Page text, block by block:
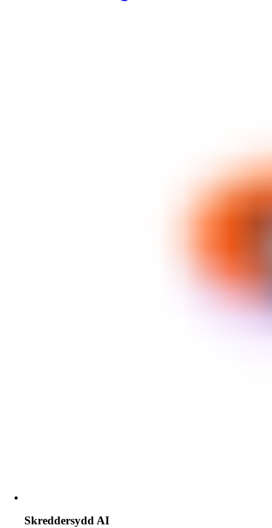
Skreddersydd AI​​​​‌ ‍ ​‍​‍‌‍ ‌ ​‍‌‍‍‌‌‍‌ ‌‍‍‌‌‍ ‍​‍​‍​ ‍‍​‍​‍‌ ​ ‌‍​‌‌‍ ‍‌‍‍‌‌ ‌​‌ ‍‌​‍ ‍‌‍‍‌‌‍ ​‍​‍​‍ ​​‍​‍‌‍‍​‌ ​‍‌‍‌‌‌‍‌‍​‍​‍​ ‍‍​‍​‍‌‍‍​‌ ‌​‌ ‌​‌ ​​‌ ​ ​ ‍‍​‍ ​‍ ‌ ​ ‌ ‌​‌ ‌‌‌‍‌​‌‍‍‌‌‍ ​‍ ‍‌‍‌‍‌ ​‍‌‍‌‌‌‍ ‍‌‍‌​​‍ ‍‌‍ ‍‌‍ ​‍ ‌‍‍‌‌‍ ‍‌ ‌​‌‍‌‌‌‍ ‍‌ ‌​​‍ ‌‍‌‌‌‍‌​‌‍‍‌‌ ‌​​‍ ‌‍ ‌‌‍ ‌‍‌​‌‍‌‌​ ‌‌ ​​‌ ​‍‌‍‌‌‌ ​ ‌‍‌‌‌‍ ‍‌ ‌​‌‍​‌‌ ‌​‌‍‍‌‌‍ ‌‍ ‍​ ‍ ‌‍‍‌‌‍‌​​ ‌​ ‌ ​ ​‌​ ‍​​ ‌‍‌‍​‍​ ​ ​ ​​​ ‍​​‍ ‌​ ​​‌‍​ ​ ‌‌​ ‍​​‍ ‌​ ‌​​ ‌‍​ ‌​​ ‌‌​‍ ‌‌‍​‌​ ​‍​ ‌‌​ ​​​‍ ‌​ ‌ ​ ​‌​ ‌ ‌‍​ ​ ‌‌​ ‌‌‌‍‌‍​ ‍​​ ‌​​ ​ ​ ‍​​ ‌ ​ ‍ ‌ ‌​‌ ‍‌‌ ​​‌‍‌‌​ ‌‌ ​ ‌ ‌‌‌‍​‍‌‌​ ‌‍‌‌‌ ​‍‌ ‌‍‌‍‍‌‌‍​ ‌‍‌‌​ ‍ ‌ ​​‌‍​‌‌ ‌​‌‍‍​​ ‌‌ ‌​‌‍‍‌‌ ‌​‌‍ ​‌‍‌‌​‍‌‌​ ‌‌‌​​‍‌‌ ‌‍‍ ‌‍‌‌‌ ‍‌​‍‌‌​ ​ ‌​‌​​‍‌‌​ ​ ‌​‌​​‍‌‌​ ​‍​ ​‍‌‍ ‍‌‍ ​‍‌‌​ ​‍​ ​‍​‍‌‌​ ‌‌‌​‌​​‍ ‍‌ ‌‍‌‍​‌‌‍ ​‌ ‌‌‌‍‌‌​ ‌‍​‍‌‍​‌‌ ​ ‌‍‌‌‌‌‌‌‌ ​‍‌‍ ​​ ‌‌‍‍​‌ ‌​‌ ‌​‌ ​​‌ ​ ​‍‌‌​ ​ ‌​​‌​‍‌‌​ ​‍‌​‌‍​‍‌‌​ ​‍‌​‌‍‌ ​ ‌ ‌​‌ ‌‌‌‍‌​‌‍‍‌‌‍ ​‍ ‍‌‍‌‍‌ ​‍‌‍‌‌‌‍ ‍‌‍‌​​‍ ‍‌‍ ‍‌‍ ​‍‌‍‌‍‍‌‌‍‌​​ ‌​ ‌ ​ ​‌​ ‍​​ ‌‍‌‍​‍​ ​ ​ ​​​ ‍​​‍ ‌​ ​​‌‍​ ​ ‌‌​ ‍​​‍ ‌​ ‌​​ ‌‍​ ‌​​ ‌‌​‍ ‌‌‍​‌​ ​‍​ ‌‌​ ​​​‍ ‌​ ‌ ​ ​‌​ ‌ ‌‍​ ​ ‌‌​ ‌‌‌‍‌‍​ ‍​​ ‌​​ ​ ​ ‍​​ ‌ ​‍‌‍‌ ‌​‌ ‍‌‌ ​​‌‍‌‌​ ‌‌ ​ ‌ ‌‌‌‍​‍‌‌​ ‌‍‌‌‌ ​‍‌ ‌‍‌‍‍‌‌‍​ ‌‍‌‌​‍‌‍‌ ​​‌‍​‌‌ ‌​‌‍‍​​ ‌‌ ‌​‌‍‍‌‌ ‌​‌‍ ​‌‍‌‌​‍‌‌​ ‌‌‌​​‍‌‌ ‌‍‍ ‌‍‌‌‌ ‍‌​‍‌‌​ ​ ‌​‌​​‍‌‌​ ​ ‌​‌​​‍‌‌​ ​‍​ ​‍‌‍ ‍‌‍ ​‍‌‌​ ​‍​ ​‍​‍‌‌​ ‌‌‌​‌​​‍ ‍‌ ‌‍‌‍​‌‌‍ ​‌ ‌‌‌‍‌‌​‍‌‍‌ ​​‌‍‌‌‌ ​‍‌ ​ ‌ ​​‌‍‌‌‌‍​ ‌ ‌​‌‍‍‌‌ ‌‍‌‍‌‌​ ‌‌ ​​‌ ‌‌‌‍​‍‌‍ ​‌‍‍‌‌ ​ ‌‍‍​‌‍‌‌‌‍‌​​‍​‍‌ ‌